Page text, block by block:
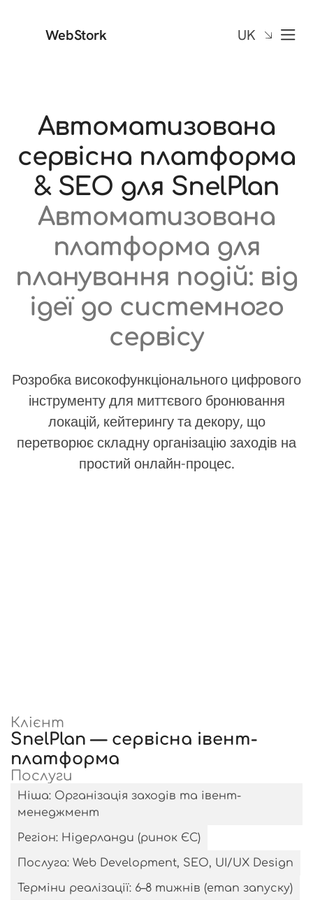
WebStork UK
Автоматизована
сервісна платформа
& SEO для SnelPlan
Автоматизована
платформа для
планування подій: від
ідеї до системного
сервісу
Розробка високофункціонального цифрового
інструменту для миттєвого бронювання
локацій, кейтерингу та декору, що
перетворює складну організацію заходів на
простий онлайн-процес.
Клієнт
SnelPlan — сервісна івент-
платформа
Послуги
Ніша: Організація заходів та івент-
менеджмент
Регіон: Нідерланди (ринок ЄС)
Послуга: Web Development, SEO, UI/UX Design
Терміни реалізації: 6–8 тижнів (етап запуску)